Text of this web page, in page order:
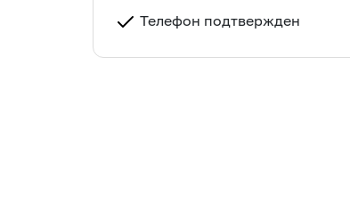
Телефон подтвержден